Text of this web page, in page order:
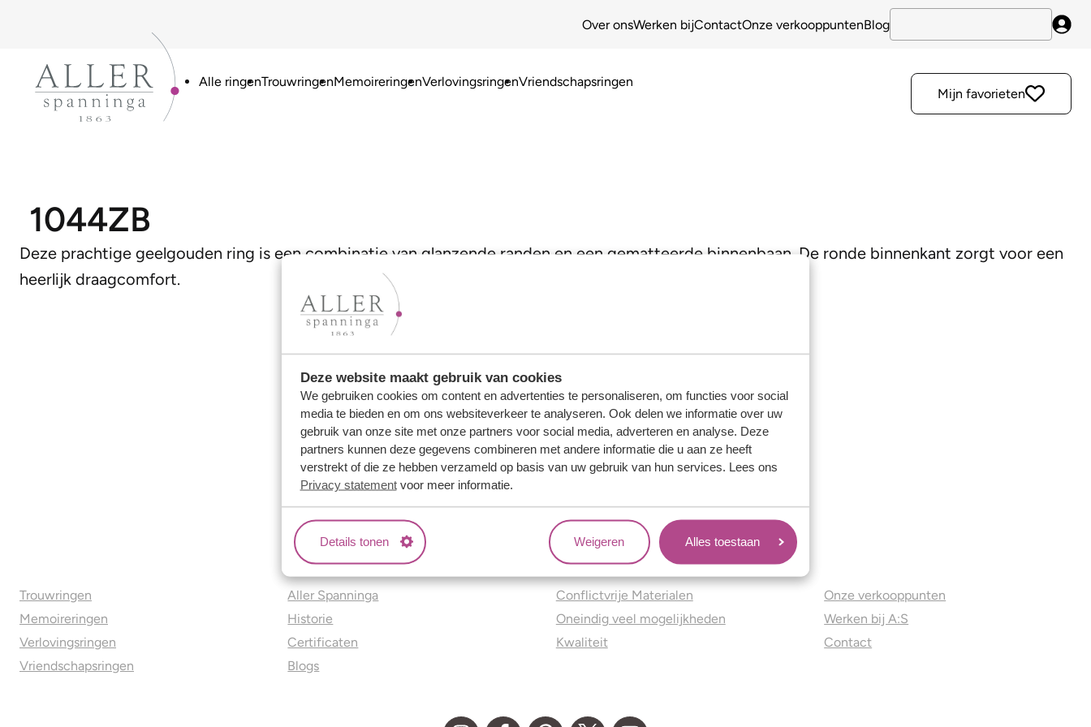
Deze website maakt gebruik van cookies
We gebruiken cookies om content en advertenties te personaliseren, om functies voor social
media te bieden en om ons websiteverkeer te analyseren. Ook delen we informatie over uw
gebruik van onze site met onze partners voor social media, adverteren en analyse. Deze
partners kunnen deze gegevens combineren met andere informatie die u aan ze heeft
verstrekt of die ze hebben verzameld op basis van uw gebruik van hun services. Lees ons
Privacy statementvoor meer informatie.
Details tonen Weigeren Alles toestaan
Over onsWerken bijContactOnze verkooppuntenBlog
Alle ringenTrouwringenMemoireringenVerlovingsringenVriendschapsringen
Mijn favorieten
1044ZB
Deze prachtige geelgouden ring is een combinatie van glanzende randen en een gematteerde binnenbaan. De ronde binnenkant zorgt voor een
heerlijk draagcomfort.
Trouwringen
Memoireringen
Verlovingsringen
Vriendschapsringen
Over ons
Aller Spanninga
Historie
Certificaten
Blogs
Jouw voordelen
Conflictvrije Materialen
Oneindig veel mogelijkheden
Kwaliteit
Onze verkooppunten
Werken bij A:S
Contact